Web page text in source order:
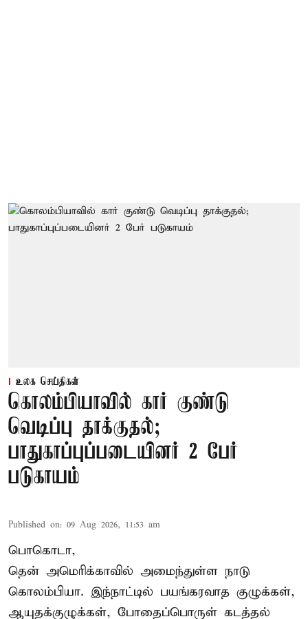
உலக செய்திகள்
கொலம்பியாவில் கார் குண்டு
வெடிப்பு தாக்குதல்;
பாதுகாப்புப்படையினர் 2 பேர்
படுகாயம்
Published on: 09 Aug 2026, 11:53 am
பொகொடா,
தென் அமெரிக்காவில் அமைந்துள்ள நாடு
கொலம்பியா. இந்நாட்டில் பயங்கரவாத குழுக்கள்,
ஆயுதக்குழுக்கள், போதைப்பொருள் கடத்தல்